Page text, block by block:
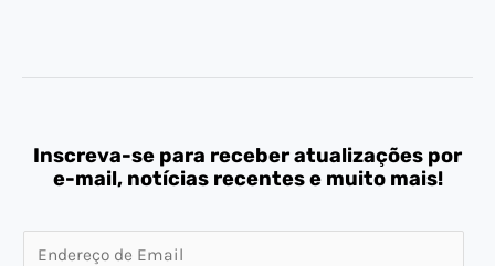
Inscreva-se para receber atualizações por
e-mail, notícias recentes e muito mais!